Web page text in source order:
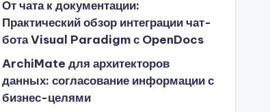
От чата к документации:
Практический обзор интеграции чат-
бота Visual Paradigm с OpenDocs
ArchiMate для архитекторов
данных: согласование информации с
бизнес-целями